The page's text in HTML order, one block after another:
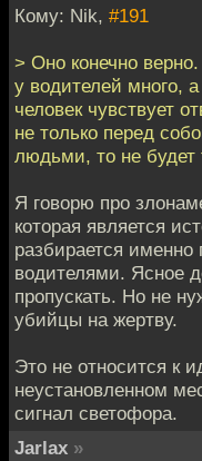
Кому: Nik, #191
> Оно конечно
у водителей много,
человек чувствует
не только перед
людьми, то не будет
Я говорю про
которая является
разбирается
водителями. Ясное
пропускать. Но не
убийцы на жертву.
Это не относится к
неустановленном
сигнал светофора.
Jarlax »